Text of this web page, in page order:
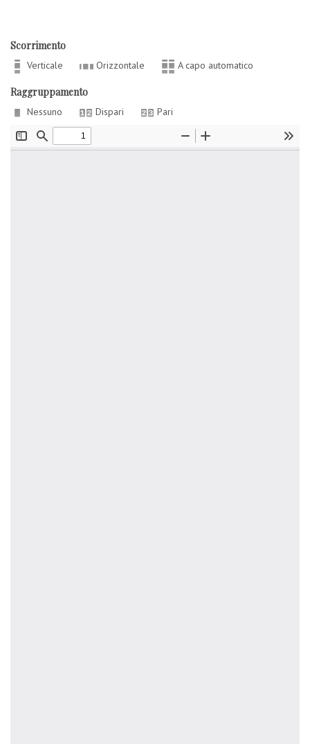
Scorrimento
Verticale Orizzontale A capo automatico
Raggruppamento
Nessuno Dispari Pari